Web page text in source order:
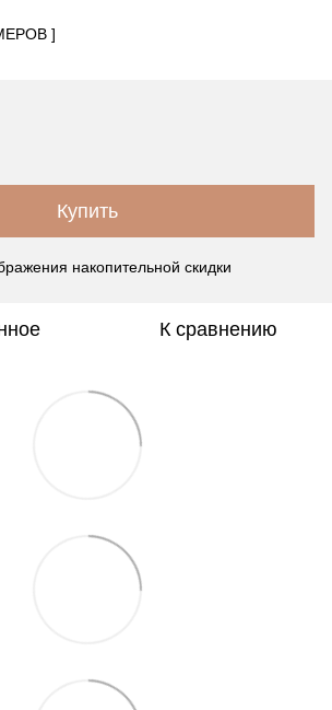
]
Купить
накопительной скидки
К сравнению